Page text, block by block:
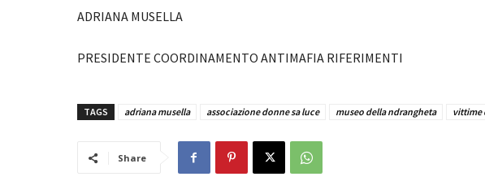
ADRIANA MUSELLA
PRESIDENTE COORDINAMENTO ANTIMAFIA RIFERIMENTI
TAGS adriana musella associazione donne sa luce museo della ndrangheta vittime
Share